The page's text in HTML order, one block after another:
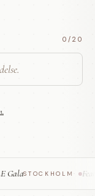
0 /20
STOCKHOLM ·